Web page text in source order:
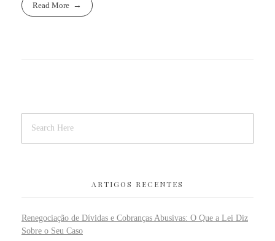
Read More
ARTIGOS RECENTES
Renegociação de Dívidas e Cobranças Abusivas: O Que a Lei Diz
Sobre o Seu Caso